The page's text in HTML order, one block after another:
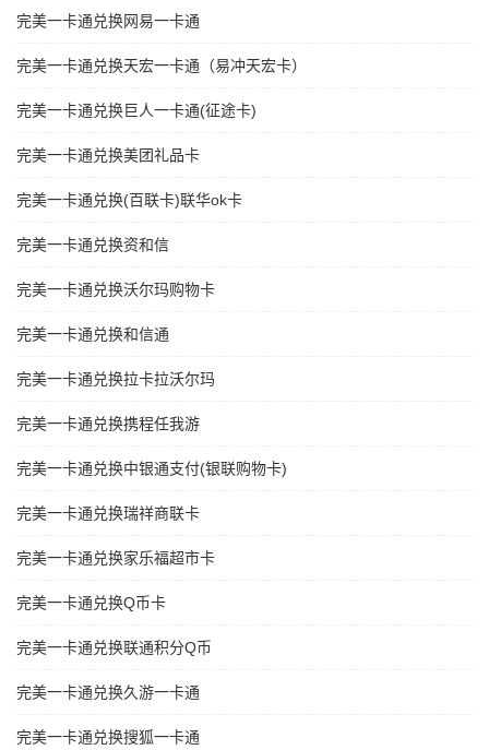
完美一卡通兑换网易一卡通
完美一卡通兑换天宏一卡通（易冲天宏卡）
完美一卡通兑换巨人一卡通(征途卡)
完美一卡通兑换美团礼品卡
完美一卡通兑换(百联卡)联华ok卡
完美一卡通兑换资和信
完美一卡通兑换沃尔玛购物卡
完美一卡通兑换和信通
完美一卡通兑换拉卡拉沃尔玛
完美一卡通兑换携程任我游
完美一卡通兑换中银通支付(银联购物卡)
完美一卡通兑换瑞祥商联卡
完美一卡通兑换家乐福超市卡
完美一卡通兑换Q币卡
完美一卡通兑换联通积分Q币
完美一卡通兑换久游一卡通
完美一卡通兑换搜狐一卡通